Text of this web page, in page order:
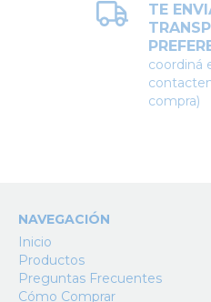
TE
coordiná
compra)
NAVEGACIÓN
Inicio
Productos
Preguntas Frecuentes
Cómo Comprar